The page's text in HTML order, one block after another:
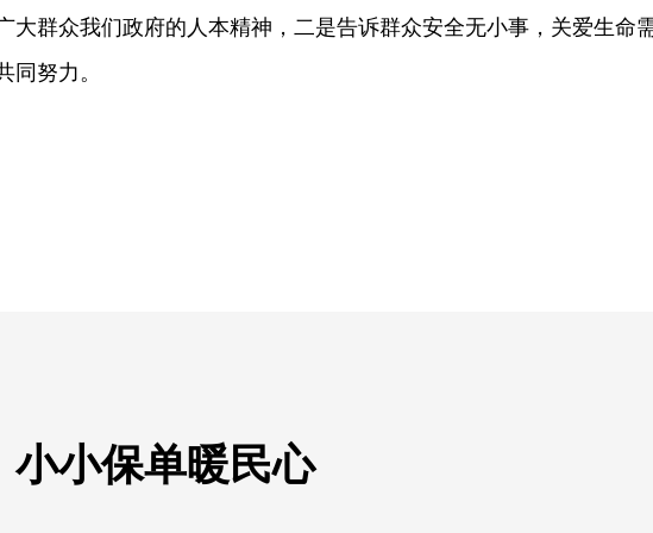
大群众我们政府的人本精神，二是告诉群众安全无小事，关爱生命
同努力。
小保单暖民心